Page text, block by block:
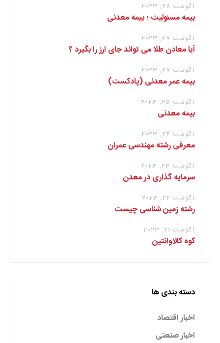
آگوست 28, 2023
بیمه مسئولیت ؛ بیمه معدنی
آگوست 27, 2023
آیا معادن طلا می تواند جای ارز را بگیرد ؟
آگوست 27, 2023
بیمه عمر معدنی (پادکست)
آگوست 25, 2023
بیمه معدنی
آگوست 24, 2023
معرفی رشته مهندسی عمران
آگوست 23, 2023
سرمایه گذاری در معدن
آگوست 22, 2023
رشته زمین شناسی چیست
آگوست 21, 2023
کوه کالاوانتین
دسته بندی ها
اخبار اقتصاد
اخبار صنعتی